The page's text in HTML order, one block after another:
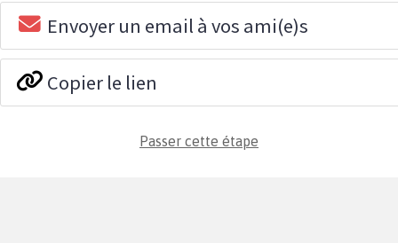
Envoyer un email à vos ami(e)s
Copier le lien
Passer cette étape